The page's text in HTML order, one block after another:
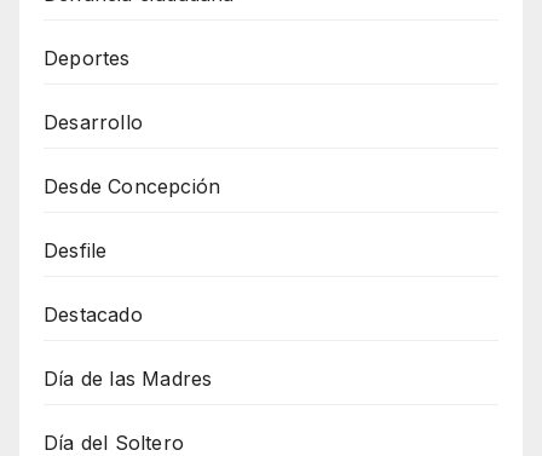
Deportes
Desarrollo
Desde Concepción
Desfile
Destacado
Día de las Madres
Día del Soltero